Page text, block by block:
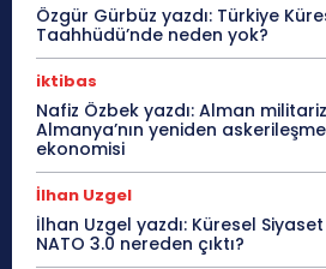
Özgür Gürbüz yazdı: Türkiye
Taahhüdü’nde neden yok?
iktibas
Nafiz Özbek yazdı: Alman
Almanya’nın yeniden
ekonomisi
İlhan Uzgel
İlhan Uzgel yazdı: Küresel
NATO 3.0 nereden çıktı?